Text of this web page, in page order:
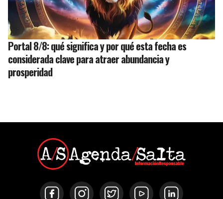
Portal 8/8: qué significa y por qué esta fecha es
considerada clave para atraer abundancia y
prosperidad